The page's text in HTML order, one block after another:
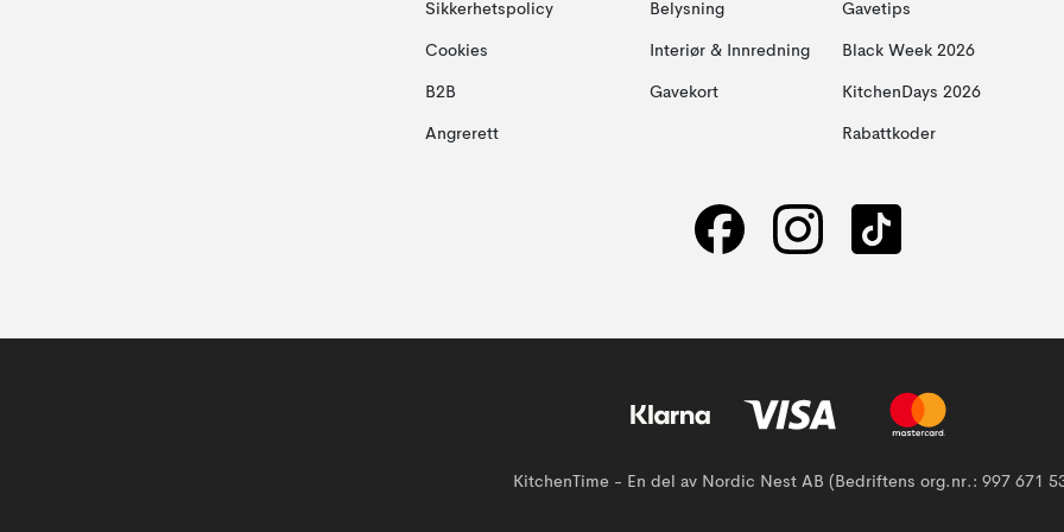
Sikkerhetspolicy
Cookies
B2B
Angrerett
Belysning
Interiør & Innredning
Gavekort
Gavetips
Black Week 2026
KitchenDays 2026
Rabattkoder
KitchenTime - En del av Nordic Nest AB (Bedriftens org.nr.: 997 671